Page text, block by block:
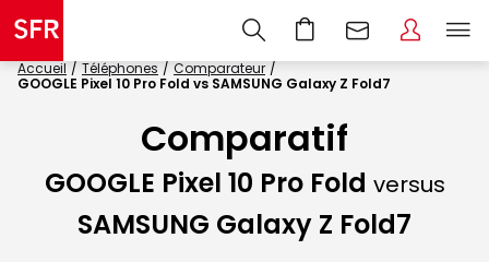
Accueil Téléphones
Comparateur
GOOGLE Pixel 10 Pro Fold vs SAMSUNG Galaxy Z Fold7
Comparatif
GOOGLE Pixel 10 Pro Fold versus
SAMSUNG Galaxy Z Fold7